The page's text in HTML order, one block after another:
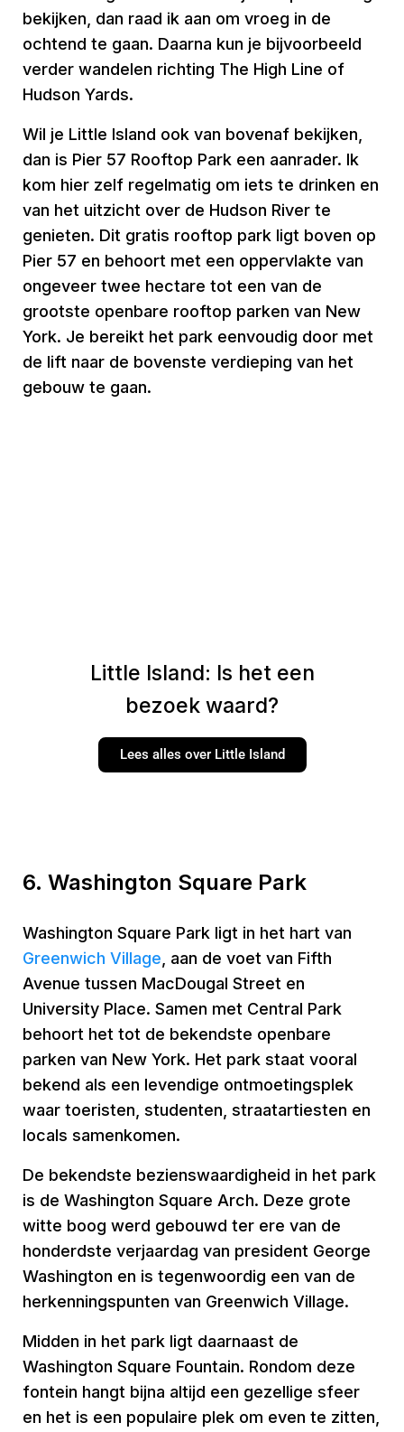
bekijken, dan raad ik aan om vroeg in de
ochtend te gaan. Daarna kun je bijvoorbeeld
verder wandelen richting The High Line of
Hudson Yards.
Wil je Little Island ook van bovenaf bekijken,
dan is Pier 57 Rooftop Park een aanrader. Ik
kom hier zelf regelmatig om iets te drinken en
van het uitzicht over de Hudson River te
genieten. Dit gratis rooftop park ligt boven op
Pier 57 en behoort met een oppervlakte van
ongeveer twee hectare tot een van de
grootste openbare rooftop parken van New
York. Je bereikt het park eenvoudig door met
de lift naar de bovenste verdieping van het
gebouw te gaan.
Little Island: Is het een
bezoek waard?
Lees alles over Little Island
6. Washington Square Park
Washington Square Park ligt in het hart van
Greenwich Village , aan de voet van Fifth
Avenue tussen MacDougal Street en
University Place. Samen met Central Park
behoort het tot de bekendste openbare
parken van New York. Het park staat vooral
bekend als een levendige ontmoetingsplek
waar toeristen, studenten, straatartiesten en
locals samenkomen.
De bekendste bezienswaardigheid in het park
is de Washington Square Arch. Deze grote
witte boog werd gebouwd ter ere van de
honderdste verjaardag van president George
Washington en is tegenwoordig een van de
herkenningspunten van Greenwich Village.
Midden in het park ligt daarnaast de
Washington Square Fountain. Rondom deze
fontein hangt bijna altijd een gezellige sfeer
en het is een populaire plek om even te zitten,